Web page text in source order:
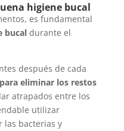
higiene bucal
es fundamental
bucal durante el
después de cada
eliminar los restos
atrapados entre los
utilizar
las bacterias y